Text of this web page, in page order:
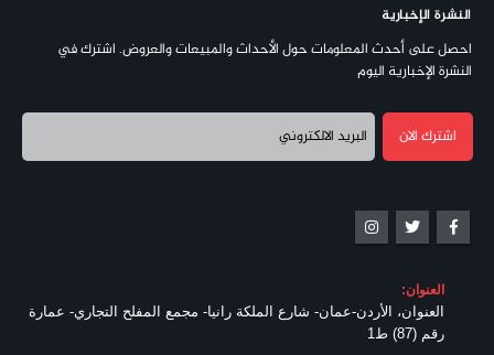
النشرة الإخبارية
احصل على أحدث المعلومات حول الأحداث والمبيعات والعروض. اشترك في
النشرة الإخبارية اليوم
العنوان:
العنوان، الأردن-عمان- شارع الملكة رانيا- مجمع المفلح التجاري- عمارة
رقم (87) ط1